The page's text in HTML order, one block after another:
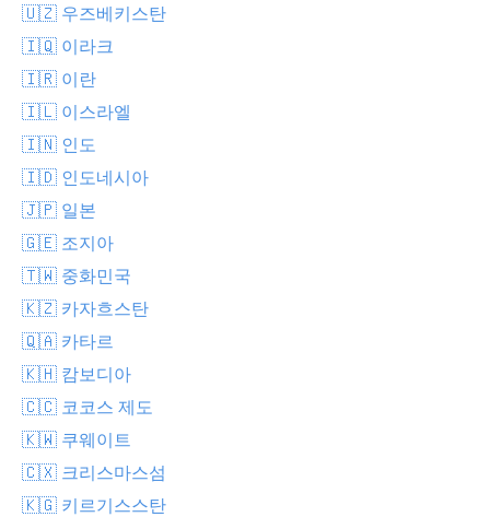
🇺🇿 우즈베키스탄
🇮🇶 이라크
🇮🇷 이란
🇮🇱 이스라엘
🇮🇳 인도
🇮🇩 인도네시아
🇯🇵 일본
🇬🇪 조지아
🇹🇼 중화민국
🇰🇿 카자흐스탄
🇶🇦 카타르
🇰🇭 캄보디아
🇨🇨 코코스 제도
🇰🇼 쿠웨이트
🇨🇽 크리스마스섬
🇰🇬 키르기스스탄